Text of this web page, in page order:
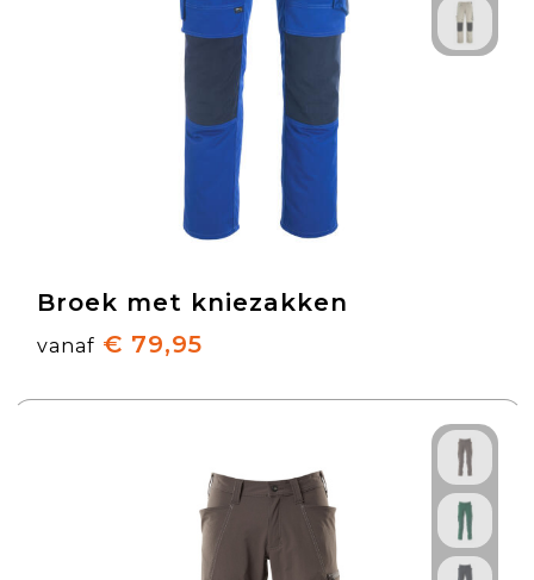
Broek met kniezakken
vanaf € 79,95